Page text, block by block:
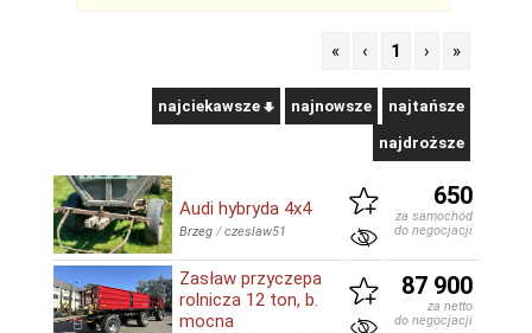
« ‹ 1 › »
najciekawsze najnowsze najtańsze
najdroższe
Audi hybryda 4x4
Brzeg /czeslaw51
650
za samochód
do negocjacji
Zasław przyczepa
rolnicza 12 ton, b.
mocna
87 900
za netto
do negocjacji